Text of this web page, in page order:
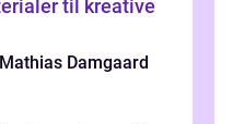
til kreative
Mathias Damgaard